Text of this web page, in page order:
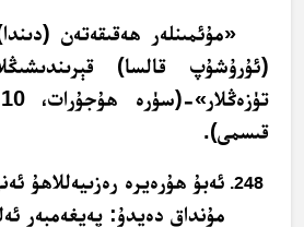
«مۇئمىنلەر ھەقىقەتەن
(ئۇرۇشۇپ قالسا)
قىسمى).
ئەبۇ ھۇرەيرە رەزىيەللاھۇ
مۇنداق دەيدۇ: پەيغەمبەر